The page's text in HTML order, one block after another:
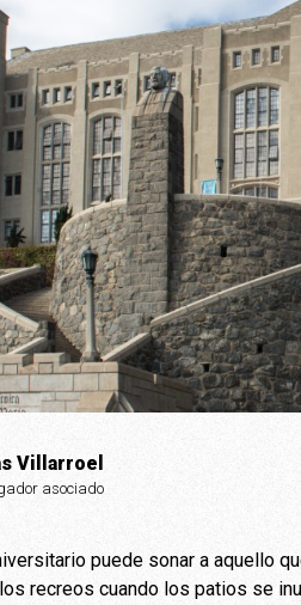
Villarroel
asociado
puede sonar a aquello
recreos cuando los patios se